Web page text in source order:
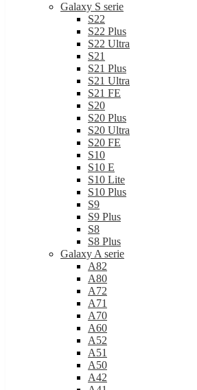
Galaxy S serie
S22
S22 Plus
S22 Ultra
S21
S21 Plus
S21 Ultra
S21 FE
S20
S20 Plus
S20 Ultra
S20 FE
S10
S10 E
S10 Lite
S10 Plus
S9
S9 Plus
S8
S8 Plus
Galaxy A serie
A82
A80
A72
A71
A70
A60
A52
A51
A50
A42